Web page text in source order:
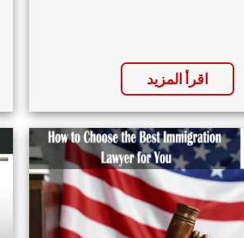
اقرأ المزيد